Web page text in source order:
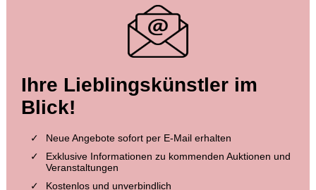
Ihre Lieblingskünstler im
Blick!
Neue Angebote sofort per E-Mail erhalten
Exklusive Informationen zu kommenden Auktionen und
Veranstaltungen
Kostenlos und unverbindlich